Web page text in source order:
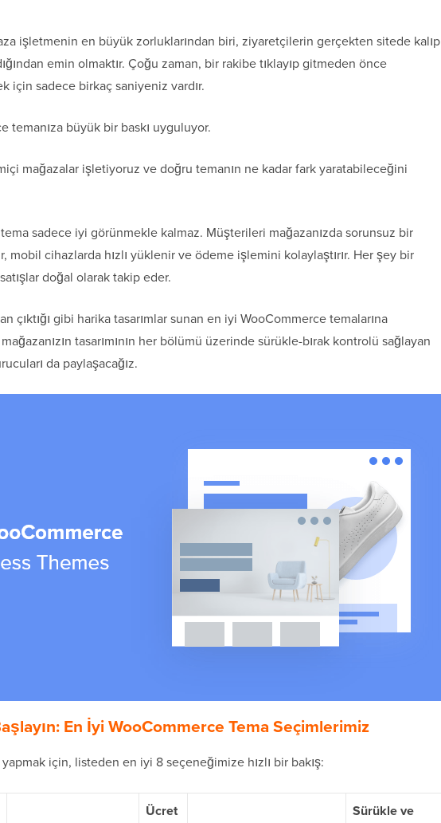
işletmenin en büyük zorluklarından biri, ziyaretçilerin gerçekten sitede kalıp
emin olmaktır. Çoğu zaman, bir rakibe tıklayıp gitmeden önce
için sadece birkaç saniyeniz vardır.
temanıza büyük bir baskı uyguluyor.
mağazalar işletiyoruz ve doğru temanın ne kadar fark yaratabileceğini
sadece iyi görünmekle kalmaz. Müşterileri mağazanızda sorunsuz bir
mobil cihazlarda hızlı yüklenir ve ödeme işlemini kolaylaştırır. Her şey bir
doğal olarak takip eder.
çıktığı gibi harika tasarımlar sunan en iyi WooCommerce temalarına
tasarımının her bölümü üzerinde sürükle-bırak kontrolü sağlayan
da paylaşacağız.
En İyi WooCommerce Tema Seçimlerimiz
için, listeden en iyi 8 seçeneğimize hızlı bir bakış:
Ücret
Sürükle ve